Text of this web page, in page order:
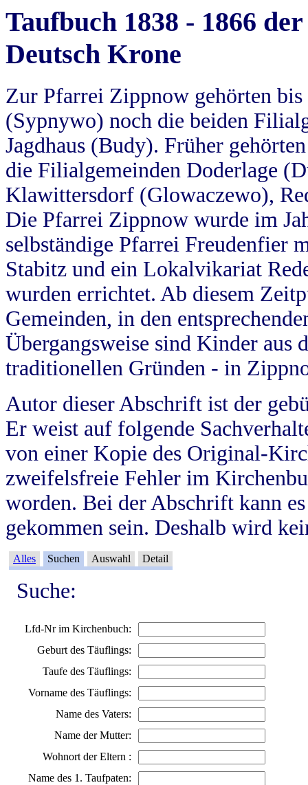
Taufbuch 1838 - 1866
Deutsch Krone
Zur Pfarrei Zippnow gehörten
(Sypnywo) noch die beiden
Jagdhaus (Budy). Früher
die Filialgemeinden Doderlage
Klawittersdorf (Glowaczewo),
Die Pfarrei Zippnow wurde im
selbständige Pfarrei Freudenfier
Stabitz und ein Lokalvikariat
wurden errichtet. Ab diesem
Gemeinden, in den
Übergangsweise sind Kinder aus
traditionellen Gründen - in
Autor dieser Abschrift ist der
Er weist auf folgende
von einer Kopie des Original-
zweifelsfreie Fehler im
worden. Bei der Abschrift kann
gekommen sein. Deshalb wird
Alles Suchen Auswahl Detail
Suche:
Lfd-Nr im Kirchenbuch:
Geburt des Täuflings:
Taufe des Täuflings:
Vorname des Täuflings:
Name des Vaters:
Name der Mutter:
Wohnort der Eltern :
Name des 1. Taufpaten: